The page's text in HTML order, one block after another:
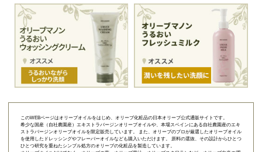
このWEBページはオリーブオイルをはじめ、オリーブ化粧品の日本オリーブ公式通販サイトです。
希少な国産（自社農園産）エキストラバージンオリーブオイルや、本場スペインにある自社農園産のエキ
ストラバージンオリーブオイルを限定販売しています。 また、オリーブのプロが厳選したオリーブオイル
を使用したドレッシングやフレーバーオイルなども購入いただけます。 原料の選抜、その設計からひとつ
ひとつ研究を重ねたシンプル処方のオリーブの化粧品を製造しています。